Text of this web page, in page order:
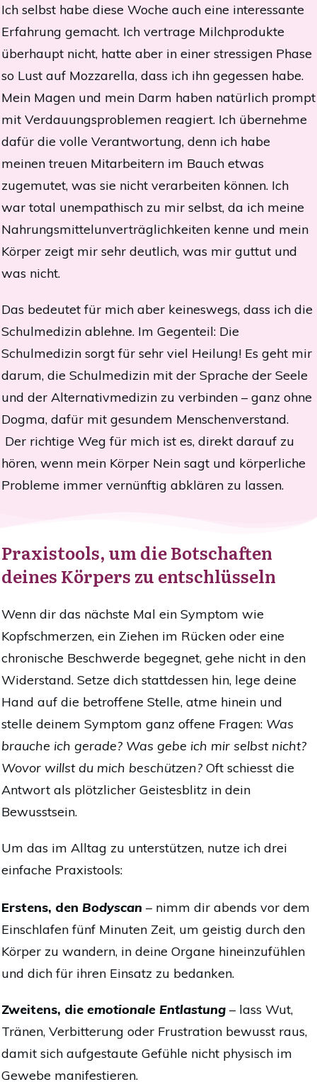
Ich selbst habe diese Woche auch eine interessante
Erfahrung gemacht. Ich vertrage Milchprodukte
überhaupt nicht, hatte aber in einer stressigen Phase
so Lust auf Mozzarella, dass ich ihn gegessen habe.
Mein Magen und mein Darm haben natürlich prompt
mit Verdauungsproblemen reagiert. Ich übernehme
dafür die volle Verantwortung, denn ich habe
meinen treuen Mitarbeitern im Bauch etwas
zugemutet, was sie nicht verarbeiten können. Ich
war total unempathisch zu mir selbst, da ich meine
Nahrungsmittelunverträglichkeiten kenne und mein
Körper zeigt mir sehr deutlich, was mir guttut und
was nicht.
Das bedeutet für mich aber keineswegs, dass ich die
Schulmedizin ablehne. Im Gegenteil: Die
Schulmedizin sorgt für sehr viel Heilung! Es geht mir
darum, die Schulmedizin mit der Sprache der Seele
und der Alternativmedizin zu verbinden – ganz ohne
Dogma, dafür mit gesundem Menschenverstand.
Der richtige Weg für mich ist es, direkt darauf zu
hören, wenn mein Körper Nein sagt und körperliche
Probleme immer vernünftig abklären zu lassen.
Praxistools, um die Botschaften
deines Körpers zu entschlüsseln
Wenn dir das nächste Mal ein Symptom wie
Kopfschmerzen, ein Ziehen im Rücken oder eine
chronische Beschwerde begegnet, gehe nicht in den
Widerstand. Setze dich stattdessen hin, lege deine
Hand auf die betroffene Stelle, atme hinein und
stelle deinem Symptom ganz offene Fragen: Was
brauche ich gerade? Was gebe ich mir selbst nicht?
Wovor willst du mich beschützen? Oft schiesst die
Antwort als plötzlicher Geistesblitz in dein
Bewusstsein.
Um das im Alltag zu unterstützen, nutze ich drei
einfache Praxistools:
Erstens, den Bodyscan – nimm dir abends vor dem
Einschlafen fünf Minuten Zeit, um geistig durch den
Körper zu wandern, in deine Organe hineinzufühlen
und dich für ihren Einsatz zu bedanken.
Zweitens, die emotionale Entlastung – lass Wut,
Tränen, Verbitterung oder Frustration bewusst raus,
damit sich aufgestaute Gefühle nicht physisch im
Gewebe manifestieren.